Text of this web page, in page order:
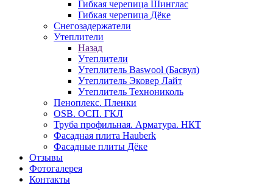
Гибкая черепица Шинглас
Гибкая черепица Дёке
Снегозадержатели
Утеплители
Назад
Утеплители
Утеплитель Baswool (Басвул)
Утеплитель Эковер Лайт
Утеплитель Технониколь
Пеноплекс. Пленки
OSB. ОСП. ГКЛ
Труба профильная. Арматура. НКТ
Фасадная плита Hauberk
Фасадные плиты Дёке
Отзывы
Фотогалерея
Контакты